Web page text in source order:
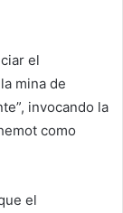
el
mina de
invocando la
como
el